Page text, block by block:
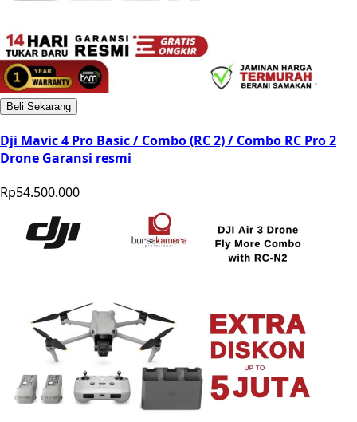
Beli Sekarang
Dji Mavic 4 Pro Basic / Combo (RC 2) / Combo RC Pro 2
Drone Garansi resmi
Rp54.500.000